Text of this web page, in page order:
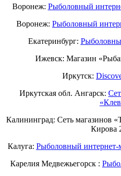
Воронеж: Рыболовный
Воронеж: Рыболовный
Екатеринбург:
Ижевск: Магазин
Иркутск:
Иркутская обл. Ангарск:
Калининград: Сеть магазинов
Кирова
Калуга: Рыболовный интернет-
Карелия Медвежьегорск :